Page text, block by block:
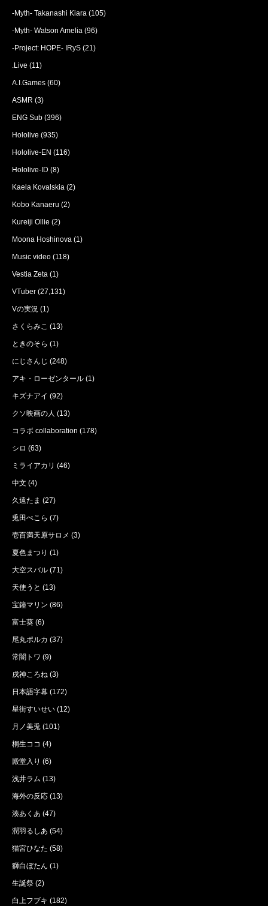
-Myth- Takanashi Kiara (105)
-Myth- Watson Amelia (96)
-Project: HOPE- IRyS (21)
.Live (11)
A.I.Games (60)
ASMR (3)
ENG Sub (396)
Hololive (935)
Hololive-EN (116)
Hololive-ID (8)
Kaela Kovalskia (2)
Kobo Kanaeru (2)
Kureiji Ollie (2)
Moona Hoshinova (1)
Music video (118)
Vestia Zeta (1)
VTuber (27,131)
Vの実況 (1)
さくらみこ (13)
ときのそら (1)
にじさんじ (248)
アキ・ローゼンタール (1)
キズナアイ (92)
クソ映画の人 (13)
コラボ collaboration (178)
シロ (63)
ミライアカリ (46)
中文 (4)
久遠たま (27)
兎田ぺこら (7)
壱百満天原サロメ (3)
夏色まつり (1)
大空スバル (71)
天使うと (13)
宝鐘マリン (86)
富士葵 (6)
尾丸ポルカ (37)
常闇トワ (9)
戌神ころね (3)
日本語字幕 (172)
星街すいせい (12)
月ノ美兎 (101)
桐生ココ (4)
殿堂入り (6)
浅井ラム (13)
海外の反応 (13)
湊あくあ (47)
潤羽るしあ (54)
猫宮ひなた (58)
獅白ぼたん (1)
生誕祭 (2)
白上フブキ (182)